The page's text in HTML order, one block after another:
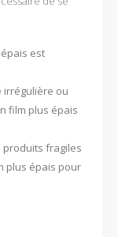
est
ou
film plus épais
produits fragiles
plus épais pour